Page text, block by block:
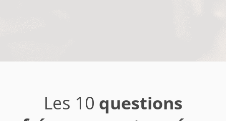
Les 10 questions